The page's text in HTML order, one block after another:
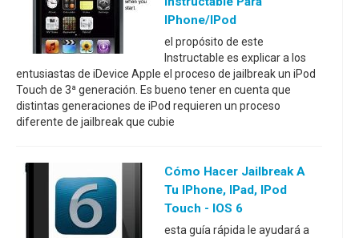
IPhone/iPod
el propósito de este
Instructable es explicar a los
entusiastas de iDevice Apple el proceso de jailbreak un iPod
Touch de 3ª generación. Es bueno tener en cuenta que
distintas generaciones de iPod requieren un proceso
diferente de jailbreak que cubie
Cómo Hacer Jailbreak A
Tu IPhone, IPad, IPod
Touch - IOS 6
esta guía rápida le ayudará a